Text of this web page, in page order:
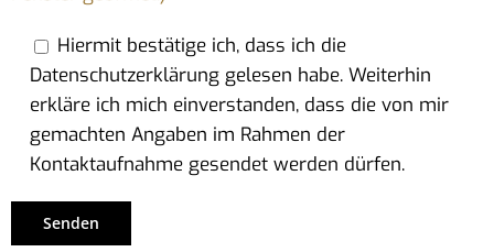
Hiermit bestätige ich, dass ich die
Datenschutzerklärung gelesen habe. Weiterhin
erkläre ich mich einverstanden, dass die von mir
gemachten Angaben im Rahmen der
Kontaktaufnahme gesendet werden dürfen.